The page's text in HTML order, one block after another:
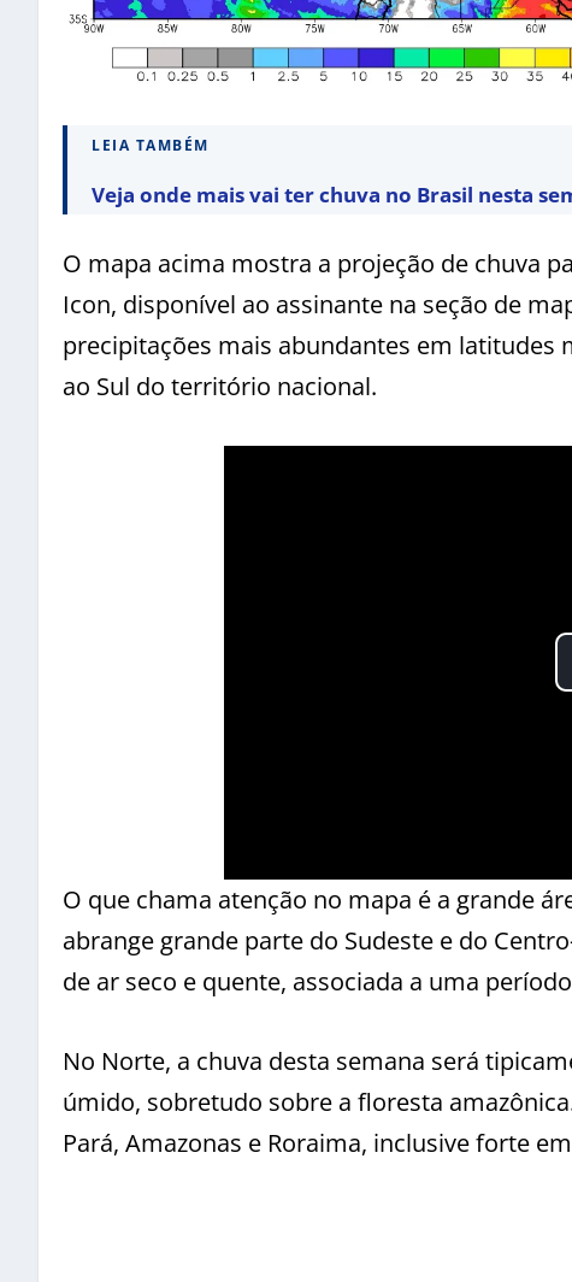
LEIA TAMBÉM
Veja onde mais vai ter chuva no Brasil nesta
O mapa acima mostra a projeção de chuva
Icon, disponível ao assinante na seção de
precipitações mais abundantes em latitudes
ao Sul do território nacional.
O que chama atenção no mapa é a grande
abrange grande parte do Sudeste e do
de ar seco e quente, associada a uma
No Norte, a chuva desta semana será
úmido, sobretudo sobre a floresta
Pará, Amazonas e Roraima, inclusive forte